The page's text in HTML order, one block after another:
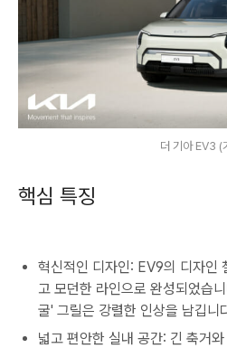
더 기아 EV3
핵심 특징
혁신적인 디자인: EV9의 디자인
고 모던한 라인으로 완성되었습
굴' 그릴은 강렬한 인상을 남깁니
넓고 편안한 실내 공간: 긴 축거